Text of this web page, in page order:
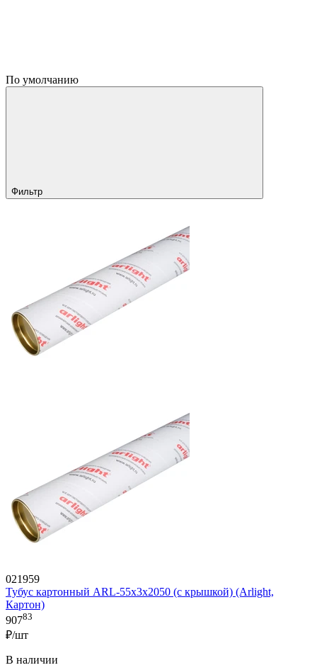
По умолчанию
Фильтр
021959
Тубус картонный ARL-55х3х2050 (с крышкой) (Arlight,
Картон)
90783
₽/шт
В наличии